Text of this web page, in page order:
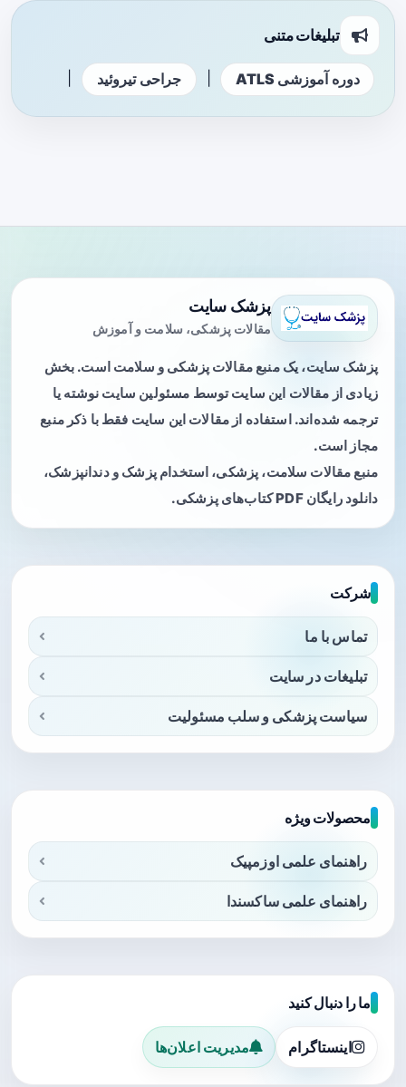
تبلیغات متنی
دوره آموزشی ATLS جراحی تیروئید
پزشک سایت
مقالات پزشکی، سلامت و آموزش
پزشک سایت، یک منبع مقالات پزشکی و سلامت است. بخش
زیادی از مقالات این سایت توسط مسئولین سایت نوشته یا
ترجمه شده‌اند. استفاده از مقالات این سایت فقط با ذکر منبع
مجاز است.
منبع مقالات سلامت، پزشکی، استخدام پزشک و دندانپزشک،
دانلود رایگان PDF کتاب‌های پزشکی.
شرکت
تماس با ما
تبلیغات در سایت
سیاست پزشکی و سلب مسئولیت
محصولات ویژه
راهنمای علمی اوزمپیک
راهنمای علمی ساکسندا
ما را دنبال کنید
اینستاگرام مدیریت اعلان‌ها